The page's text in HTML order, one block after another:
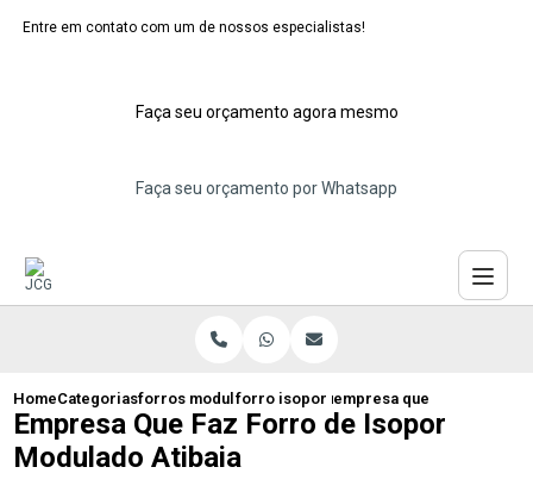
Entre em contato com um de nossos especialistas!
Faça seu orçamento agora mesmo
Faça seu orçamento por Whatsapp
HomeCategoriasforros modulares de isopor
forro isopor modular santo andre
empresa que faz forro de
Empresa Que Faz Forro de Isopor
Modulado Atibaia